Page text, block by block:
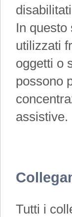
In questo
utilizzati
oggetti o
possono
assistive.
Tutti i